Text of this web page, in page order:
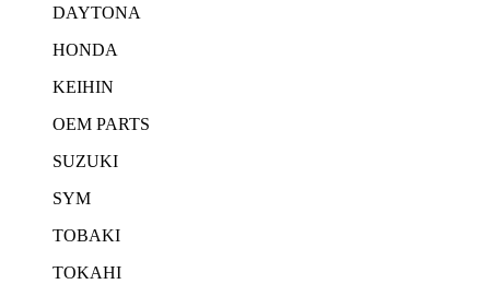
DAYTONA
HONDA
KEIHIN
OEM PARTS
SUZUKI
SYM
TOBAKI
TOKAHI